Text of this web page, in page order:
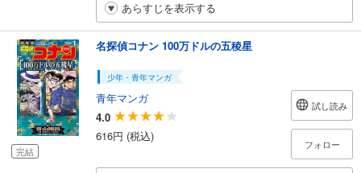
あらすじを表示する
完結
名探偵コナン 100万ドルの五稜星
少年・青年マンガ
青年マンガ
4.0
616円 (税込)
試し読み
フォロー